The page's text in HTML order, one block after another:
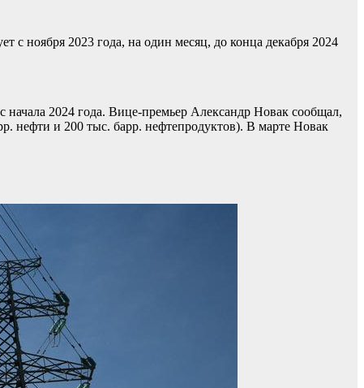
с ноября 2023 года, на один месяц, до конца декабря 2024
2024 года. Вице-премьер Александр Новак сообщал,
нефти и 200 тыс. барр. нефтепродуктов). В марте Новак